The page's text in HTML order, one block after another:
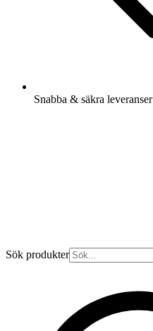
Snabba & säkra leveranser
Sök produkter